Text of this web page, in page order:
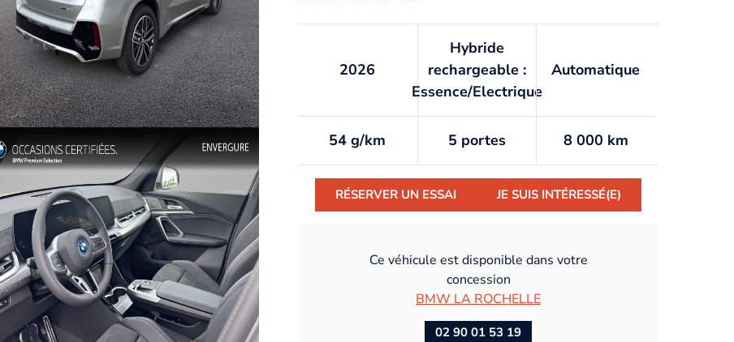
2026
Hybride
rechargeable :
Essence/Electrique
Automatique
54 g/km 5 portes 8 000 km
RÉSERVER UN ESSAI JE SUIS INTÉRESSÉ(E)
Ce véhicule est disponible dans votre
concession
BMW LA ROCHELLE
02 90 01 53 19